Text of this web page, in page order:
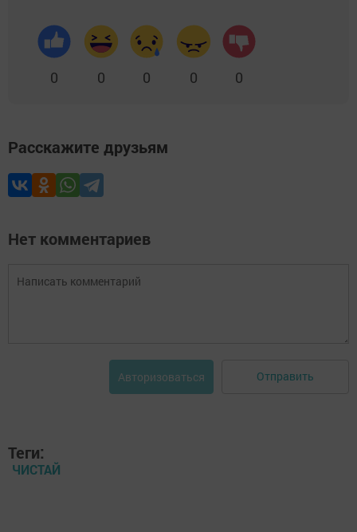
0 0 0 0 0
Расскажите друзьям
Нет комментариев
Авторизоваться Отправить
Теги:
ЧИСТАЙ